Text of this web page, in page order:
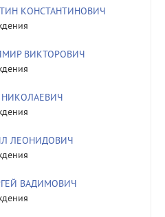
КОНСТАНТИНОВИЧ
ВИКТОРОВИЧ
НИКОЛАЕВИЧ
ЛЕОНИДОВИЧ
ВАДИМОВИЧ